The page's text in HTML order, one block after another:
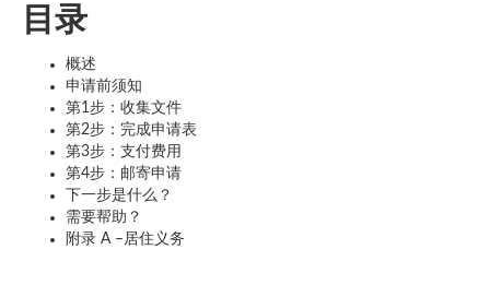
目录
概述
申请前须知
第1步：收集文件
第2步：完成申请表
第3步：支付费用
第4步：邮寄申请
下一步是什么？
需要帮助？
附录 A –居住义务